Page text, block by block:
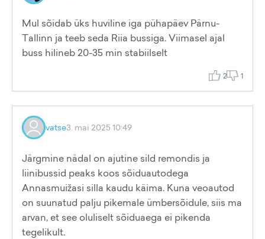
Mul sõidab üks huviline iga pühapäev Pärnu-
Tallinn ja teeb seda Riia bussiga. Viimasel ajal
buss hilineb 20-35 min stabiilselt
2 1
vatse3. mai 2025 10:49
Järgmine nädal on ajutine sild remondis ja
liinibussid peaks koos sõiduautodega
Annasmuižasi silla kaudu käima. Kuna veoautod
on suunatud palju pikemale ümbersõidule, siis ma
arvan, et see oluliselt sõiduaega ei pikenda
tegelikult.